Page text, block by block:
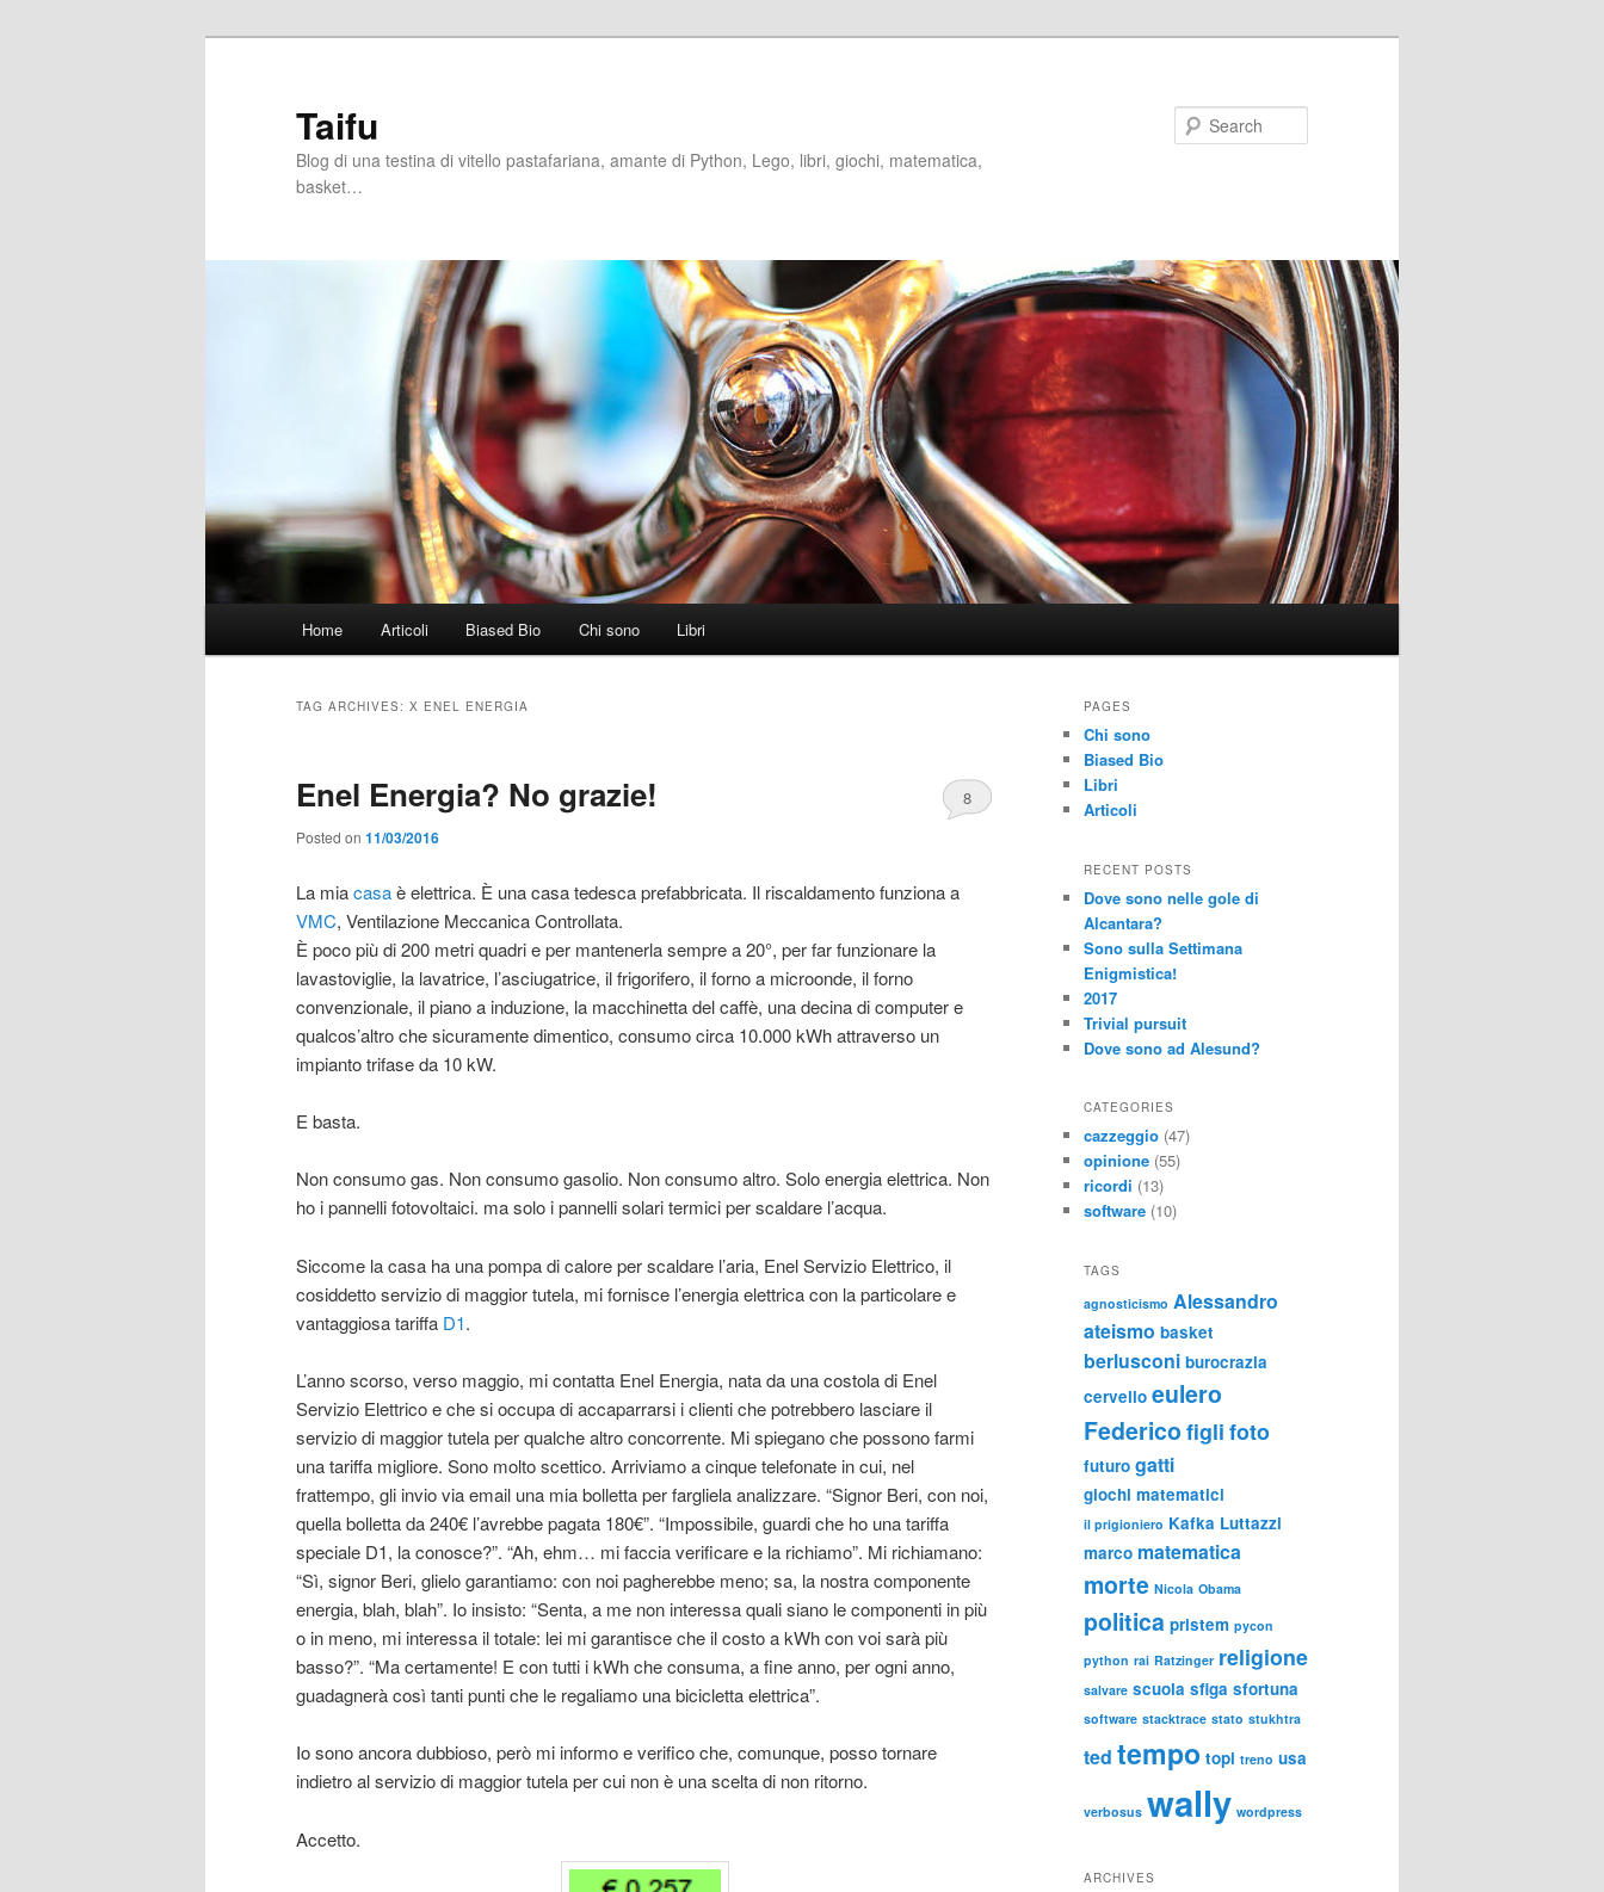
Taifu
Blog di una testina di vitello pastafariana, amante di Python, Lego, libri, giochi, matematica,
basket…
Home Articoli Biased Bio Chi sono Libri
TAG ARCHIVES: X ENEL ENERGIA
Enel Energia? No grazie!
Posted on 11/03/2016
8
La miacasaè elettrica. È una casa tedesca prefabbricata. Il riscaldamento funziona a
VMC, Ventilazione Meccanica Controllata.
È poco più di 200 metri quadri e per mantenerla sempre a 20°, per far funzionare la
lavastoviglie, la lavatrice, l’asciugatrice, il frigorifero, il forno a microonde, il forno
convenzionale, il piano a induzione, la macchinetta del caffè, una decina di computer e
qualcos’altro che sicuramente dimentico, consumo circa 10.000 kWh attraverso un
impianto trifase da 10 kW.
E basta.
Non consumo gas. Non consumo gasolio. Non consumo altro. Solo energia elettrica. Non
ho i pannelli fotovoltaici. ma solo i pannelli solari termici per scaldare l’acqua.
Siccome la casa ha una pompa di calore per scaldare l’aria, Enel Servizio Elettrico, il
cosiddetto servizio di maggior tutela, mi fornisce l’energia elettrica con la particolare e
vantaggiosa tariffa D1.
L’anno scorso, verso maggio, mi contatta Enel Energia, nata da una costola di Enel
Servizio Elettrico e che si occupa di accaparrarsi i clienti che potrebbero lasciare il
servizio di maggior tutela per qualche altro concorrente. Mi spiegano che possono farmi
una tariffa migliore. Sono molto scettico. Arriviamo a cinque telefonate in cui, nel
frattempo, gli invio via email una mia bolletta per fargliela analizzare. “Signor Beri, con noi,
quella bolletta da 240€ l’avrebbe pagata 180€”. “Impossibile, guardi che ho una tariffa
speciale D1, la conosce?”. “Ah, ehm… mi faccia verificare e la richiamo”. Mi richiamano:
“Sì, signor Beri, glielo garantiamo: con noi pagherebbe meno; sa, la nostra componente
energia, blah, blah”. Io insisto: “Senta, a me non interessa quali siano le componenti in più
o in meno, mi interessa il totale: lei mi garantisce che il costo a kWh con voi sarà più
basso?”. “Ma certamente! E con tutti i kWh che consuma, a fine anno, per ogni anno,
guadagnerà così tanti punti che le regaliamo una bicicletta elettrica”.
Io sono ancora dubbioso, però mi informo e verifico che, comunque, posso tornare
indietro al servizio di maggior tutela per cui non è una scelta di non ritorno.
Accetto.
PAGES
Chi sono
Biased Bio
Libri
Articoli
RECENT POSTS
Dove sono nelle gole di
Alcantara?
Sono sulla Settimana
Enigmistica!
2017
Trivial pursuit
Dove sono ad Alesund?
CATEGORIES
cazzeggio (47)
opinione (55)
ricordi (13)
software (10)
TAGS
agnosticismo Alessandro
ateismo basket
berlusconi burocrazia
cervello eulero
Federico figli foto
futuro gatti
giochi matematici
il prigioniero Kafka Luttazzi
marco matematica
morte Nicola Obama
politica pristem pycon
python rai Ratzinger religione
salvare scuola sfiga sfortuna
software stacktrace stato stukhtra
ted tempo topi treno usa
verbosus wally wordpress
ARCHIVES